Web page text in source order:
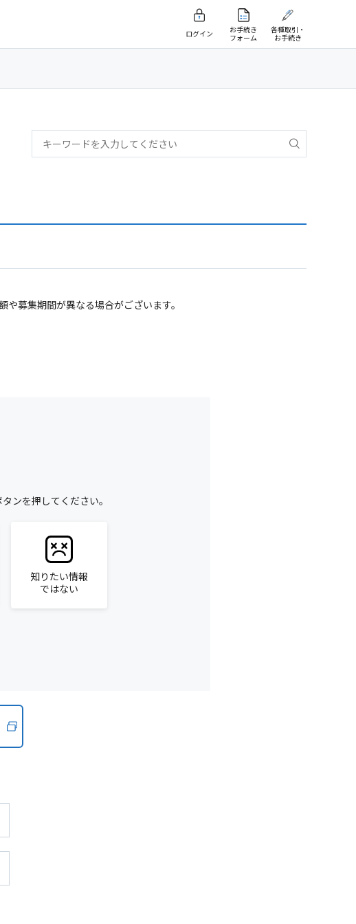
ログイン
お手続き
フォーム
各種取引・
お手続き
募集期間が異なる場合がございます。
ンを押してください。
知りたい情報
ではない